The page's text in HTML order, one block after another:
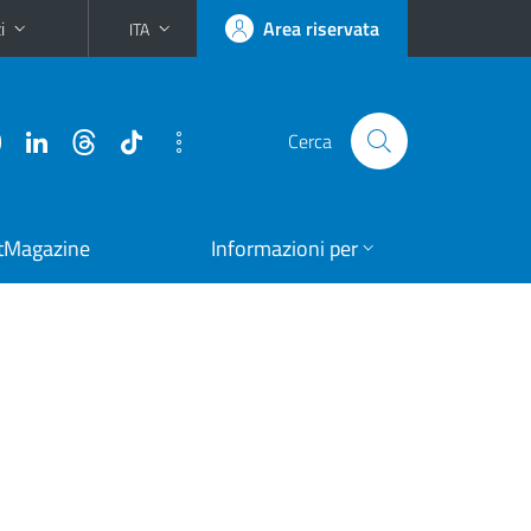
ITA Area riservata
Cerca
Informazioni per